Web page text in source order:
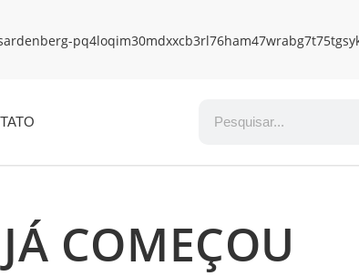
COMEÇOU